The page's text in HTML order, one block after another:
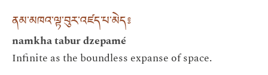
ནམ་མཁའ་ལྟ་བུར་འཛད་པ་མེད༔
namkha tabur dzepamé
Infinite as the boundless expanse of space.